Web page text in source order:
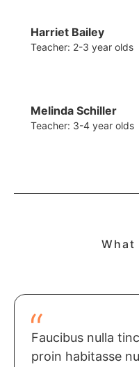
Harriet Bailey
Teacher: 2-3 year olds
Melinda Schiller
Teacher: 3-4 year olds
What
Faucibus nulla
proin habitasse